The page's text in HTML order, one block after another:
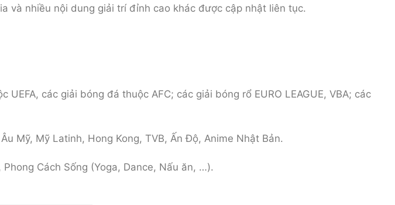
và nhiều nội dung giải trí đỉnh cao khác được cập nhật liên tục.
các giải bóng đá thuộc AFC; các giải bóng rổ EURO LEAGUE, VBA; các
Mỹ, Mỹ Latinh, Hong Kong, TVB, Ấn Độ, Anime Nhật Bản.
Cách Sống (Yoga, Dance, Nấu ăn, …).